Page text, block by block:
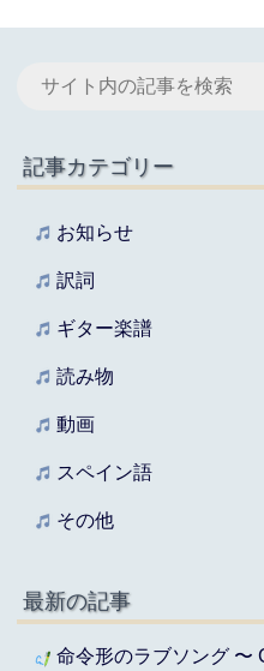
記事カテゴリー
お知らせ
訳詞
ギター楽譜
読み物
動画
スペイン語
その他
最新の記事
命令形のラブソング 〜